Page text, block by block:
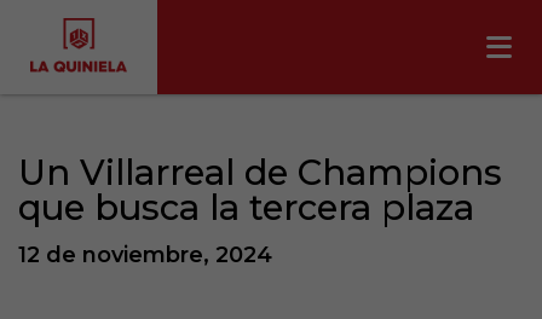
Un Villarreal de Champions
que busca la tercera plaza
12 de noviembre, 2024